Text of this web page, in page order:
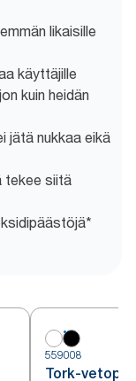
likaisille
käyttäjille
kuin heidän
jätä nukkaa eikä
tekee siitä
559008
Tork-